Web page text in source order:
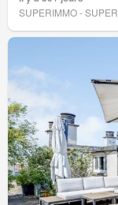
SUPERIMMO -